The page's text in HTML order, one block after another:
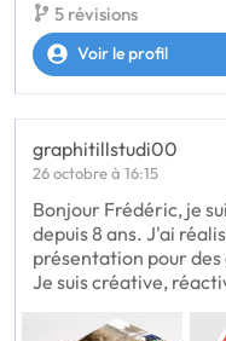
5 révisions
Voir le profil
graphitillstudi00
26 octobre à 16:15
Bonjour Frédéric, je
depuis 8 ans. J'ai
présentation pour
Je suis créative,